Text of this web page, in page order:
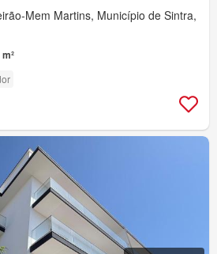
Mem Martins, Município de Sintra,